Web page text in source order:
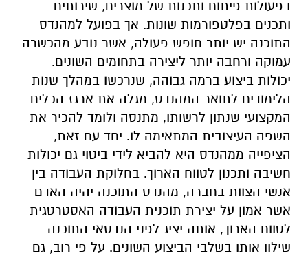
בפעולות פיתוח ותכנות של מוצרים, שירותים
ותכנים בפלטפורמות שונות. אך בפועל למהנדס
התוכנה יש יותר חופש פעולה, אשר נובע מהכשרה
עמוקה ורחבה יותר ליצירה בתחומים השונים.
יכולות ביצוע ברמה גבוהה, שנרכשו במהלך שנות
הלימודים לתואר המהנדס, מגלה את ארגז הכלים
המקצועי שנתון לרשותו, מתנסה ולומד להכיר את
השפה העיצובית המתאימה לו. יחד עם זאת,
הציפייה ממהנדס היא להביא לידי ביטוי גם יכולות
חשיבה ותכנון לטווח הארוך. בחלוקת העבודה בין
אנשי הצוות בחברה, מהנדס התוכנה יהיה האדם
אשר אמון על יצירת תוכנית העבודה האסטרטגית
לטווח הארוך, אותה יציג לפני הנדסאי התוכנה
שילוו אותו בשלבי הביצוע השונים. על פי רוב, גם